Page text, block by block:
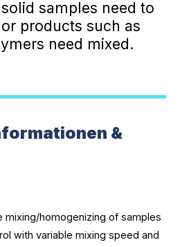
samples need to
products such as
need mixed.
&
mixing/homogenizing of samples
with variable mixing speed and